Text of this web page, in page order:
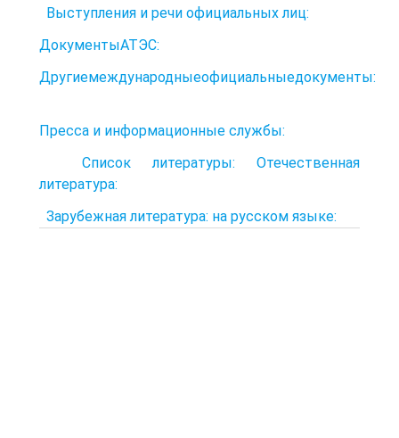
Выступления и речи официальных лиц:
ДокументыАТЭС:
Другиемеждународныеофициальныедокументы:
Пресса и информационные службы:
Список литературы: Отечественная
литература:
Зарубежная литература: на русском языке: